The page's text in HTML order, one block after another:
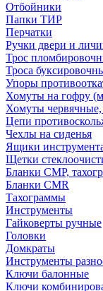
Отбойники
Папки ТИР
Перчатки
Ручки двери и
Трос
Троса
Упоры
Хомуты на гофру
Хомуты
Цепи
Чехлы на сиденья
Ящики
Щетки
Бланки СМР,
Бланки CMR
Тахограммы
Инструменты
Гайковерты ручные
Головки
Домкраты
Инструменты
Ключи балонные
Ключи